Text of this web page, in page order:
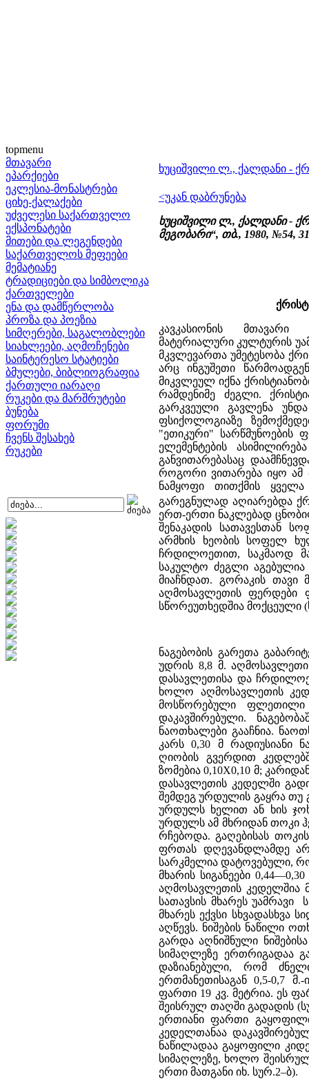
topmenu
მთავარი
ეპარქიები
ეკლესია-მონასტრები
ციხე-ქალაქები
უძველესი საქართველო
ექსპონატები
მითები და ლეგენდები
საქართველოს მეფეები
მემატიანე
ტრადიციები და სიმბოლიკა
ქართველები
ენა და დამწერლობა
პროზა და პოეზია
სიმღერები, საგალობლები
სიახლეები, აღმოჩენები
საინტერესო სტატიები
ბმულები, ბიბლიოგრაფია
ქართული იარაღი
რუკები და მარშრუტები
ბუნება
ფორუმი
ჩვენს შესახებ
რუკები
ხუციშვილი ლ., ქალდანი -
<უკან დაბრუნება
ხუციშვილი ლ., ქალდანი -
მეგობარი“, თბ., 1980, №54,
კავკასიონის
მატერიალური კულტურის
მკვლევართა უმეტესობა
არც ინგუშეთი
მიკვლეულ იქნა
რამდენიმე ძეგლი.
გარკვეული გავლენა
ფსიქოლოგიაზე
"ეთიკური" სარწმუნოების
ელემენტების
განვითარებასაც
როგორი ვითარება იყო ამ
ნამყოფი თითქმის
გარეგნულად აღიარებდა
ერთ-ერთი ნაკლებად
შენაკადის სათავესთან
არმხის ხეობის სოფელ
ჩრდილოეთით, საკმაოდ
საკულტო ძეგლი
მიაჩნდათ. გორაკის
აღმოსავლეთის ფერდები
სწორეუთხედშია მოქცეული
ნაგებობის გარეთა
უდრის 8,8 მ.
დასავლეთისა და
ხოლო აღმოსავლეთის
მოსწორებული ფლეთილი
დაკავშირებული.
ნაოთხალები გააჩნია.
კარს 0,30 მ რადიუსიანი
ღიობის გვერდით
ზომებია 0,10X0,10 მ;
დასავლეთის კედელში
შემდეგ ურდულის გაყრა თუ
ურდულს ხელით ან ხის
ურდულს ამ მხრიდან თოკი
რჩებოდა. გაღებისას
ფრთას დღევანდლამდე არ
სარკმელია დატოვებული,
მხარის სიგანეები
აღმოსავლეთის კედელშია
სათავსის მხარეს უამრავი
მხარეს ექვსი სხვადასხვა
აღწევს. ნიშების ნაწილი
გარდა აღნიშნული
სიმაღლეზე ერთრიგადაა
დაზიანებული, რომ
ერთმანეთისაგან 0,5-0,7
ფართი 19 კვ. მეტრია. ეს
შეისრულ თაღში გადადის
ერთიანი ფართი
კედელთანაა
ნაწილადაა გაყოფილი
სიმაღლეზე, ხოლო
ერთი მათგანი იხ. სურ.2–ბ).